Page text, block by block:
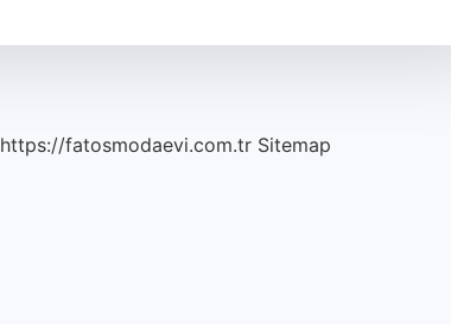
https://fatosmodaevi.com.tr Sitemap